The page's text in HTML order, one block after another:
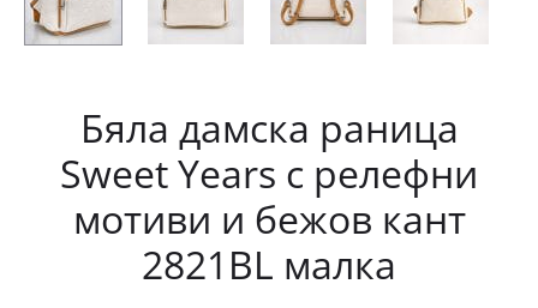
Бяла дамска раница
Sweet Years с релефни
мотиви и бежов кант
2821BL малка